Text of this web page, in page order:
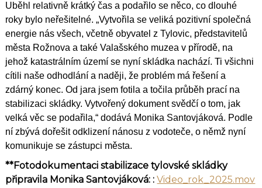
Uběhl relativně krátký čas a podařilo se něco, co dlouhé
roky bylo neřešitelné. „Vytvořila se veliká pozitivní společná
energie nás všech, včetně obyvatel z Tylovic, představitelů
města Rožnova a také Valašského muzea v přírodě, na
jehož katastrálním území se nyní skládka nachází. Ti všichni
cítili naše odhodlání a naději, že problém má řešení a
zdárný konec. Od jara jsem fotila a točila průběh prací na
stabilizaci skládky. Vytvořený dokument svědčí o tom, jak
velká věc se podařila,“ dodává Monika Santovjáková. Podle
ní zbývá dořešit odklizení nánosu z vodoteče, o němž nyní
komunikuje se zástupci města.
**Fotodokumentaci stabilizace tylovské skládky
připravila Monika Santovjáková: :Video_rok_2025.mov